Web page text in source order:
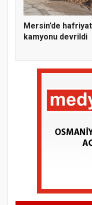
Mersin’de hafriyat
kamyonu devrildi